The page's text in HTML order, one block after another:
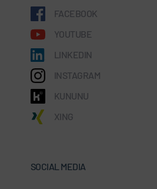
FACEBOOK
YOUTUBE
LINKEDIN
INSTAGRAM
KUNUNU
XING
SOCIAL MEDIA